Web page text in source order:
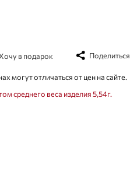
в подарок Поделиться
могут отличаться от цен на сайте.
среднего веса изделия 5,54г.